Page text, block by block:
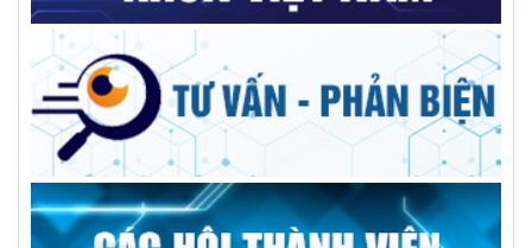
Trường Đại học Xây dựng Miền Trung: Kỷ niệm 50 năm ngày
thành lập
Giải pháp tối ưu cho bệnh nhân sỏi đường mật phức tạp
GS.TS Hà Học Trạc, người nâng tầm vị thế trí thức, thủ lĩnh
đức, tài VUSTA
Góp ý Đề án điều chỉnh quy hoạch tỉnh Đắk Lắk thời kỳ
2021-2030, tầm nhìn đến năm 2050